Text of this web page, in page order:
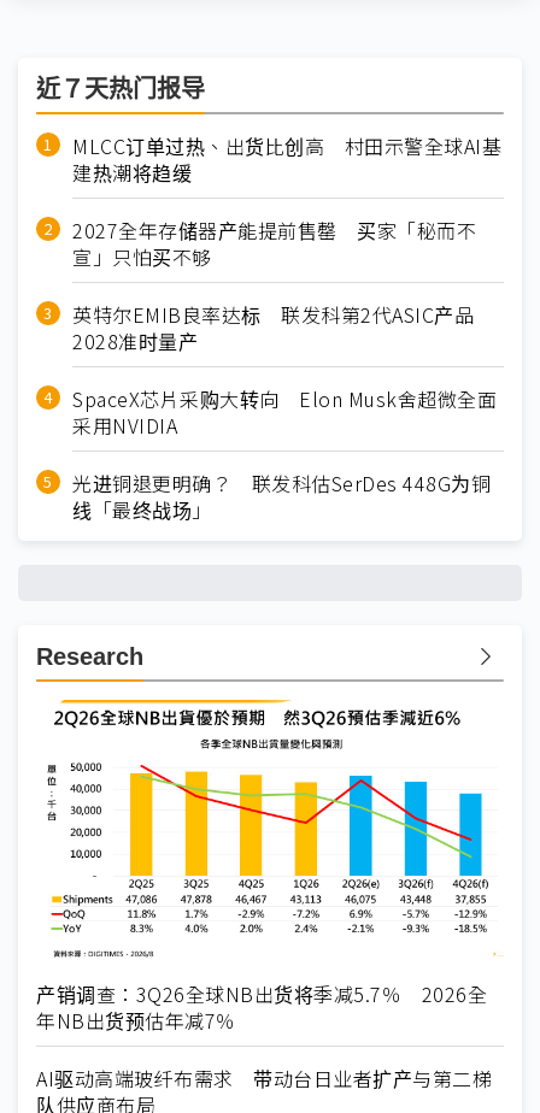
近７天热门报导
MLCC订单过热、出货比创高 村田示警全球AI基
建热潮将趋缓
2027全年存储器产能提前售罄 买家「秘而不
宣」只怕买不够
英特尔EMIB良率达标 联发科第2代ASIC产品
2028准时量产
SpaceX芯片采购大转向 Elon Musk舍超微全面
采用NVIDIA
光进铜退更明确？ 联发科估SerDes 448G为铜
线「最终战场」
Research
产销调查：3Q26全球NB出货将季减5.7％ 2026全
年NB出货预估年减7％
AI驱动高端玻纤布需求 带动台日业者扩产与第二梯
队供应商布局